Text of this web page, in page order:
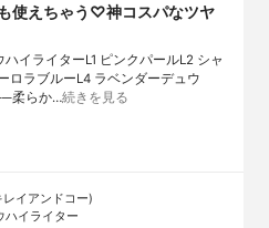
使えちゃう♡神コスパなツヤ
イライターL1 ピンクパールL2 シャ
ロラブルーL4 ラベンダーデュウ
らか…続きを見る
イアンドコー)
ハイライター